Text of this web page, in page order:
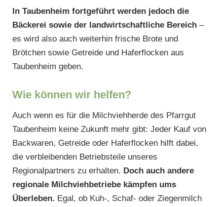
In Taubenheim fortgeführt werden jedoch die
Bäckerei sowie der landwirtschaftliche Bereich–
es wird also auch weiterhin frische Brote und
Brötchen sowie Getreide und Haferflocken aus
Taubenheim geben.
Wie können wir helfen?
Auch wenn es für die Milchviehherde des Pfarrgut
Taubenheim keine Zukunft mehr gibt: Jeder Kauf von
Backwaren, Getreide oder Haferflocken hilft dabei,
die verbleibenden Betriebsteile unseres
Regionalpartners zu erhalten. Doch auch andere
regionale Milchviehbetriebe kämpfen ums
Überleben. Egal, ob Kuh-, Schaf- oder Ziegenmilch